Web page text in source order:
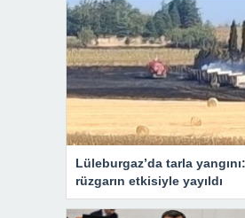
Lüleburgaz’da tarla
rüzgarın etkisiyle yayıldı